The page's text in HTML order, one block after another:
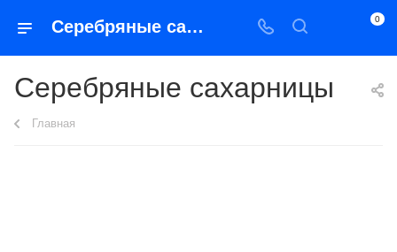
Серебряные сахарницы 0
Серебряные сахарницы
Главная